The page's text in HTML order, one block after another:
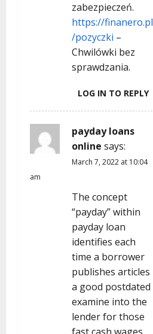
zabezpieczeń.
https://finanero.pl
/pozyczki –
Chwilówki bez
sprawdzania.
LOG IN TO REPLY
payday loans
online says:
March 7, 2022 at 10:04
am
The concept
“payday” within
payday loan
identifies each
time a borrower
publishes articles
a good postdated
examine into the
lender for those